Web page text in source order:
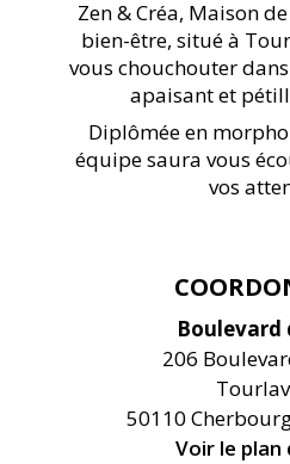
Zen & Créa, Maison
bien-être, situé à
vous chouchouter
apaisant et
Diplômée en
équipe saura vous
vos
Boulevard
206
50110
Voir le plan